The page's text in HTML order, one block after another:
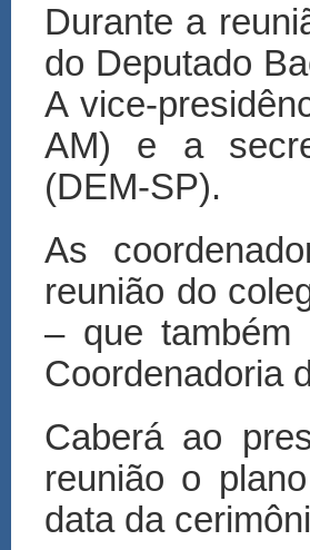
Durante a
do Deputado
A vice-
AM) e a
(DEM-SP).
As
reunião do
– que também
Coordenadoria
Caberá ao
reunião o
data da